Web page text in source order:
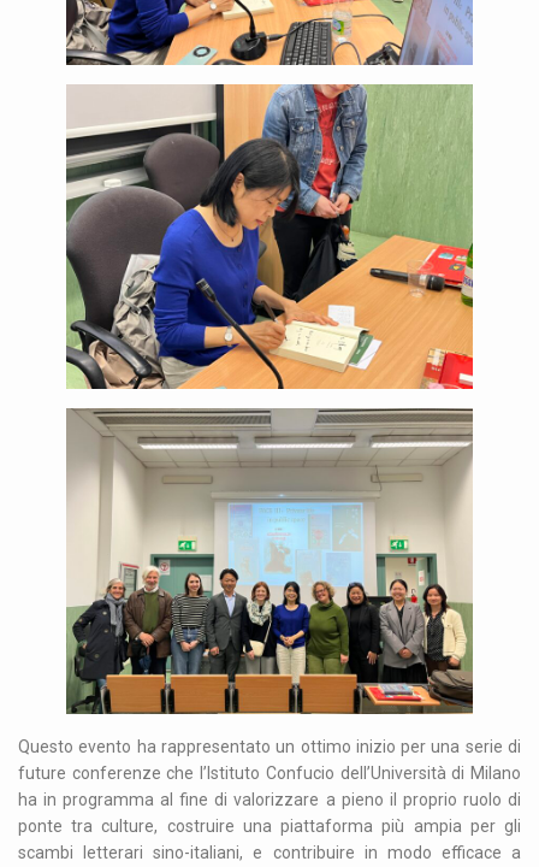
Questo evento ha rappresentato un ottimo inizio per una serie di
future conferenze che l’Istituto Confucio dell’Università di Milano
ha in programma al fine di valorizzare a pieno il proprio ruolo di
ponte tra culture, costruire una piattaforma più ampia per gli
scambi letterari sino-italiani, e contribuire in modo efficace a